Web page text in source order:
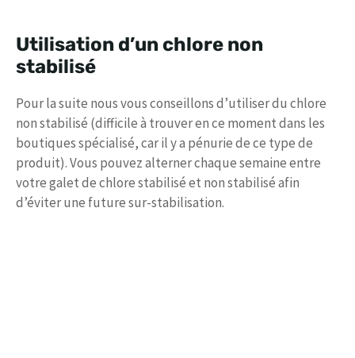
Utilisation d’un chlore non
stabilisé
Pour la suite nous vous conseillons d’utiliser du chlore
non stabilisé (difficile à trouver en ce moment dans les
boutiques spécialisé, car il y a pénurie de ce type de
produit). Vous pouvez alterner chaque semaine entre
votre galet de chlore stabilisé et non stabilisé afin
d’éviter une future sur-stabilisation.